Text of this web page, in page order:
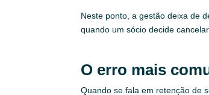
Neste ponto, a gestão deixa de
quando um sócio decide
O erro mais
Quando se fala em retenção de